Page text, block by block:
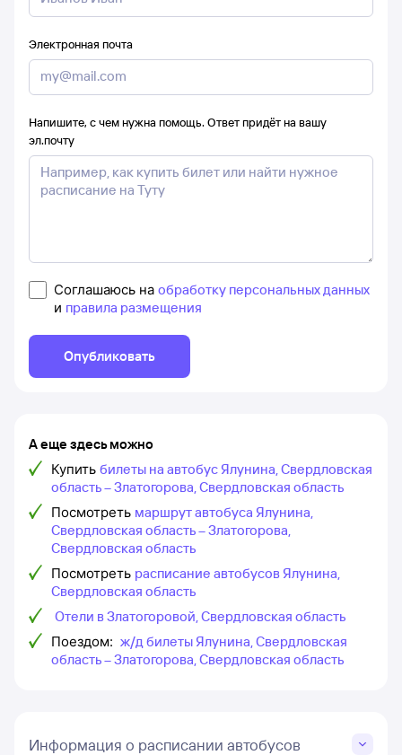
Электронная почта
Напишите, с чем нужна помощь. Ответ придёт на вашу
эл.почту
Соглашаюсь на обработку персональных данных
и правила размещения
Опубликовать
А еще здесь можно
Купить билеты на автобус Ялунина, Свердловская
область – Златогорова, Свердловская область
Посмотреть маршрут автобуса Ялунина,
Свердловская область – Златогорова,
Свердловская область
Посмотреть расписание автобусов Ялунина,
Свердловская область
Отели в Златогоровой, Свердловская область
Поездом: ж/д билеты Ялунина, Свердловская
область – Златогорова, Свердловская область
Информация о расписании автобусов